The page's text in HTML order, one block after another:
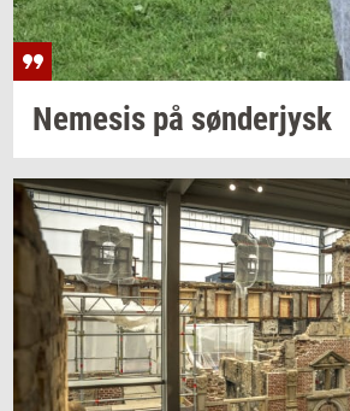
Ne­me­sis på søn­derjysk